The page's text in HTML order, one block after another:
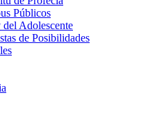
Públicos
Adolescente
de Posibilidades